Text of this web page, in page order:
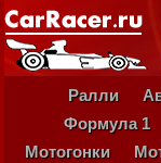
Ралли
Формула 1
Мотогонки